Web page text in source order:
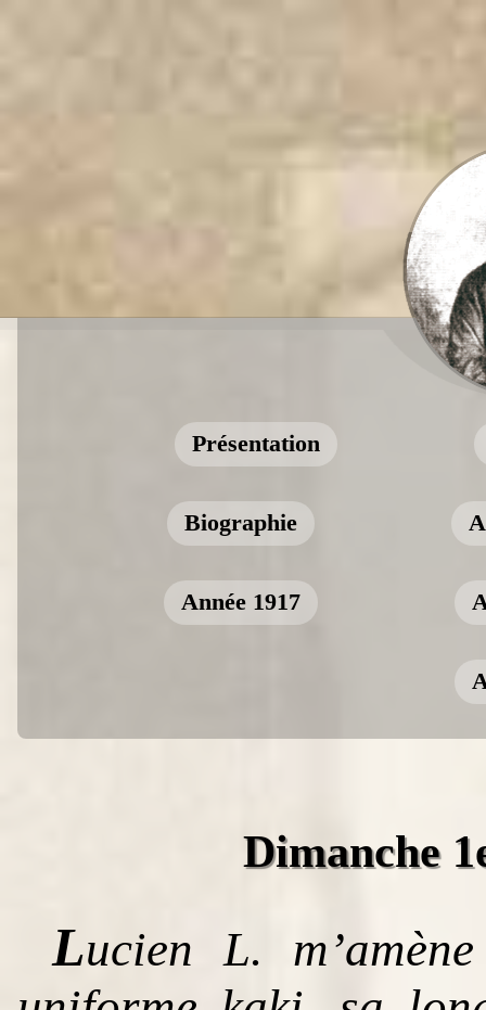
Présentation
Biographie
Année 1917
Dimanche
Lucien L.